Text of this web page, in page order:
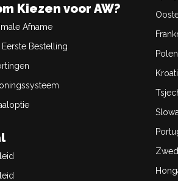
Kiezen voor AW?
Afname
Bestelling
Polen